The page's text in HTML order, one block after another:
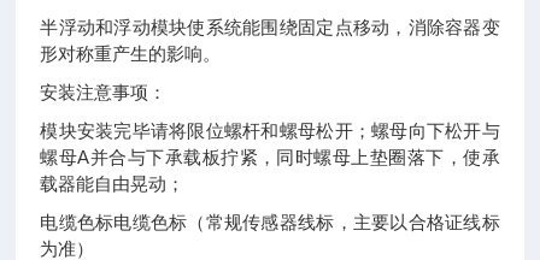
半浮动和浮动模块使系统能围绕固定点移动，消除容器变
形对称重产生的影响。
安装注意事项：
模块安装完毕请将限位螺杆和螺母松开；螺母向下松开与
螺母A并合与下承载板拧紧，同时螺母上垫圈落下，使承
载器能自由晃动；
电缆色标电缆色标（常规传感器线标，主要以合格证线标
为准）